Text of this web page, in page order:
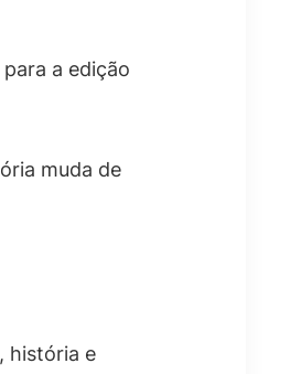
a edição
muda de
história e